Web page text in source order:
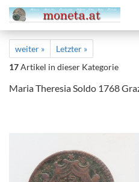
weiter »
Letzter »
17Artikel in dieser Kategorie
Maria Theresia Soldo 1768